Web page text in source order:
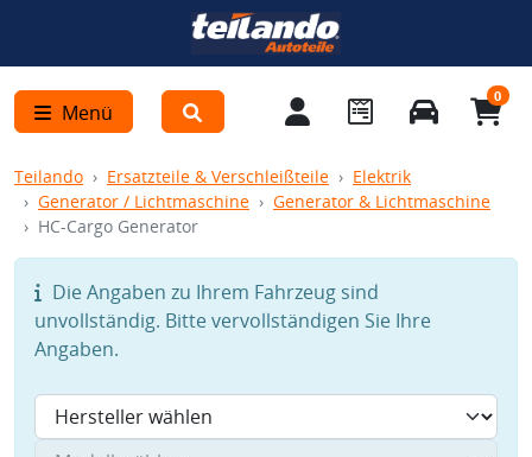
Menü
0
Teilando Ersatzteile & Verschleißteile
Elektrik
Generator / Lichtmaschine
Generator & Lichtmaschine
HC-Cargo Generator
Die Angaben zu Ihrem Fahrzeug sind
unvollständig. Bitte vervollständigen Sie Ihre
Angaben.